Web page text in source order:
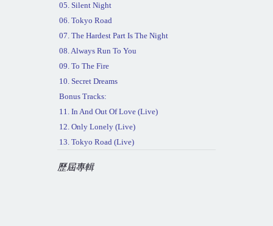
05. Silent Night
06. Tokyo Road
07. The Hardest Part Is The Night
08. Always Run To You
09. To The Fire
10. Secret Dreams
Bonus Tracks:
11. In And Out Of Love (Live)
12. Only Lonely (Live)
13. Tokyo Road (Live)
歷屆專輯